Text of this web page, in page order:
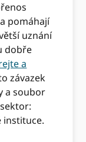
pomáhají
uznání
dobře
a
závazek
a soubor
instituce.